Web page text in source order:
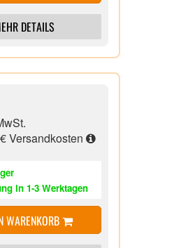
DETAILS
Versandkosten
in 1-3 Werktagen
WARENKORB